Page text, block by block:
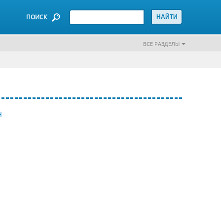
ПОИСК
ВСЕ РАЗДЕЛЫ